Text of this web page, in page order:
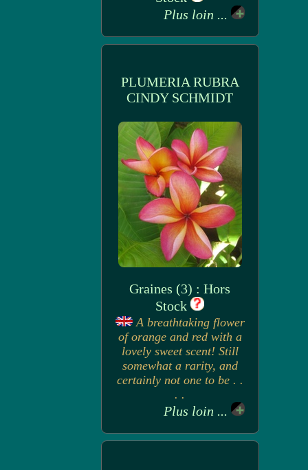
Plus loin ...
PLUMERIA RUBRA
CINDY SCHMIDT
Graines (3) : Hors
Stock
A breathtaking flower
of orange and red with a
lovely sweet scent! Still
somewhat a rarity, and
certainly not one to be . .
. .
Plus loin ...